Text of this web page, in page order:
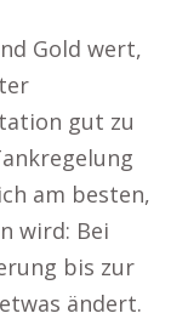
Gold wert,
gut zu
am besten,
wird: Bei
bis zur
ändert.